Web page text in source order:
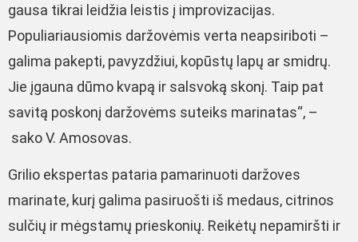
gausa tikrai leidžia leistis į improvizacijas.
Populiariausiomis daržovėmis verta neapsiriboti –
galima pakepti, pavyzdžiui, kopūstų lapų ar smidrų.
Jie įgauna dūmo kvapą ir salsvoką skonį. Taip pat
savitą poskonį daržovėms suteiks marinatas“, –
sako V. Amosovas.
Grilio ekspertas pataria pamarinuoti daržoves
marinate, kurį galima pasiruošti iš medaus, citrinos
sulčių ir mėgstamų prieskonių. Reikėtų nepamiršti ir